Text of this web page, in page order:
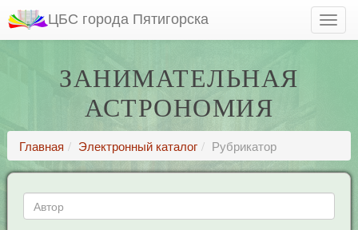
ЦБС города Пятигорска
ЗАНИМАТЕЛЬНАЯ
АСТРОНОМИЯ
Главная Электронный каталог Рубрикатор